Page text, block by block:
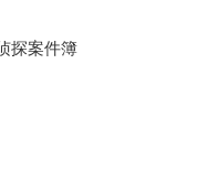
探案件簿